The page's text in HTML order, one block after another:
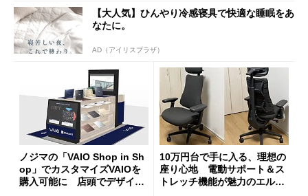
【大人気】ひんやり冷感寝具で快適な睡眠をあ
なたに。
AD（アイリスプラザ）
ノジマの「VAIO Shop in Sh
op」でカスタマイズVAIOを
購入可能に 店頭でデザイン
10万円台で手に入る、理想の
座り心地 電動サポート＆ス
トレッチ機能が魅力のエルゴ